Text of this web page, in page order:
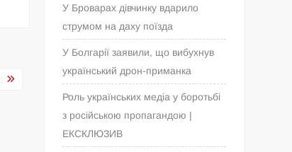
У Броварах дівчинку вдарило
струмом на даху поїзда
У Болгарії заявили, що вибухнув
український дрон-приманка
Роль українських медіа у боротьбі
з російською пропагандою |
ЕКСКЛЮЗИВ